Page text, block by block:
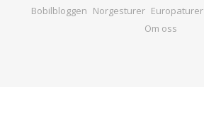
Bobilbloggen Norgesturer Europaturer
Om oss